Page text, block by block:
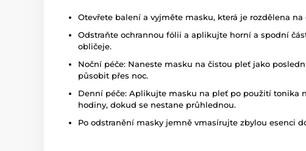
Otevřete balení a vyjměte masku, která je rozdělena na
Odstraňte ochrannou fólii a aplikujte horní a spodní
obličeje.
Noční péče: Naneste masku na čistou pleť jako
působit přes noc.
Denní péče: Aplikujte masku na pleť po použití tonika
hodiny, dokud se nestane průhlednou.
Po odstranění masky jemně vmasírujte zbylou esenci